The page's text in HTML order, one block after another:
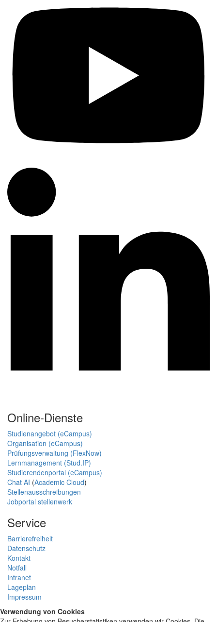
Online-Dienste
Studienangebot (eCampus)
Organisation (eCampus)
Prüfungsverwaltung (FlexNow)
Lernmanagement (Stud.IP)
Studierendenportal (eCampus)
Chat AI (Academic Cloud)
Stellenausschreibungen
Jobportal stellenwerk
Service
Barrierefreiheit
Datenschutz
Kontakt
Notfall
Intranet
Lageplan
Impressum
Verwendung von Cookies